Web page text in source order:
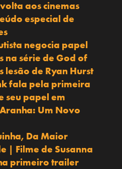
aos cinemas
especial de
negocia papel
na série de God of
lesão de Ryan Hurst
fala pela primeira
seu papel em
Um Novo
Da Maior
| Filme de Susanna
primeiro trailer